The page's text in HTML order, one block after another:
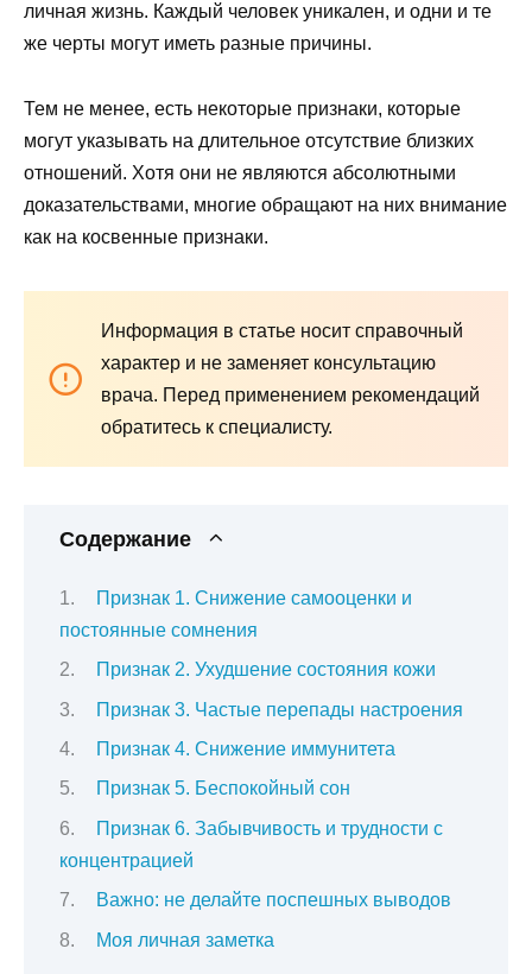
личная жизнь. Каждый человек уникален, и одни и те
же черты могут иметь разные причины.
Тем не менее, есть некоторые признаки, которые
могут указывать на длительное отсутствие близких
отношений. Хотя они не являются абсолютными
доказательствами, многие обращают на них внимание
как на косвенные признаки.
Информация в статье носит справочный
характер и не заменяет консультацию
врача. Перед применением рекомендаций
обратитесь к специалисту.
Содержание
Признак 1. Снижение самооценки и
постоянные сомнения
Признак 2. Ухудшение состояния кожи
Признак 3. Частые перепады настроения
Признак 4. Снижение иммунитета
Признак 5. Беспокойный сон
Признак 6. Забывчивость и трудности с
концентрацией
Важно: не делайте поспешных выводов
Моя личная заметка